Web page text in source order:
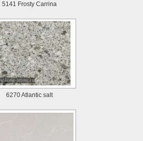
5141 Frosty Carrina
6270 Atlantic salt